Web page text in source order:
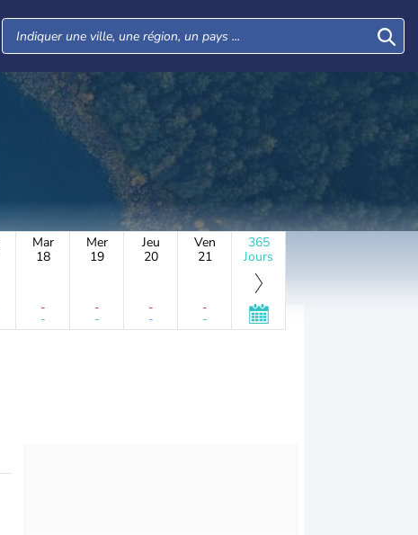
Mar
18
-
-
Mer
19
-
-
Jeu
20
-
-
Ven
21
-
-
365
Jours